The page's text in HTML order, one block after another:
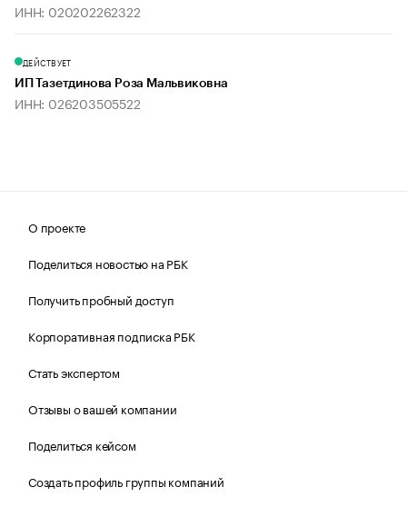
ИНН: 020202262322
ДЕЙСТВУЕТ
ИП Тазетдинова Роза Мальвиковна
ИНН: 026203505522
О проекте
Поделиться новостью на РБК
Получить пробный доступ
Корпоративная подписка РБК
Стать экспертом
Отзывы о вашей компании
Поделиться кейсом
Создать профиль группы компаний